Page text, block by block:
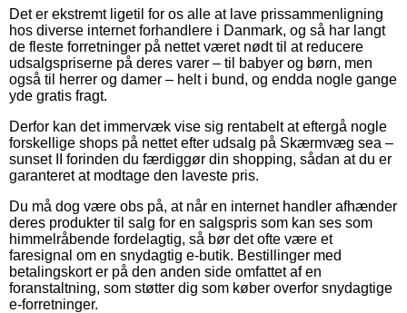
Det er ekstremt ligetil for os alle at lave prissammenligning
hos diverse internet forhandlere i Danmark, og så har langt
de fleste forretninger på nettet været nødt til at reducere
udsalgspriserne på deres varer – til babyer og børn, men
også til herrer og damer – helt i bund, og endda nogle gange
yde gratis fragt.
Derfor kan det immervæk vise sig rentabelt at eftergå nogle
forskellige shops på nettet efter udsalg på Skærmvæg sea –
sunset II forinden du færdiggør din shopping, sådan at du er
garanteret at modtage den laveste pris.
Du må dog være obs på, at når en internet handler afhænder
deres produkter til salg for en salgspris som kan ses som
himmelråbende fordelagtig, så bør det ofte være et
faresignal om en snydagtig e-butik. Bestillinger med
betalingskort er på den anden side omfattet af en
foranstaltning, som støtter dig som køber overfor snydagtige
e-forretninger.